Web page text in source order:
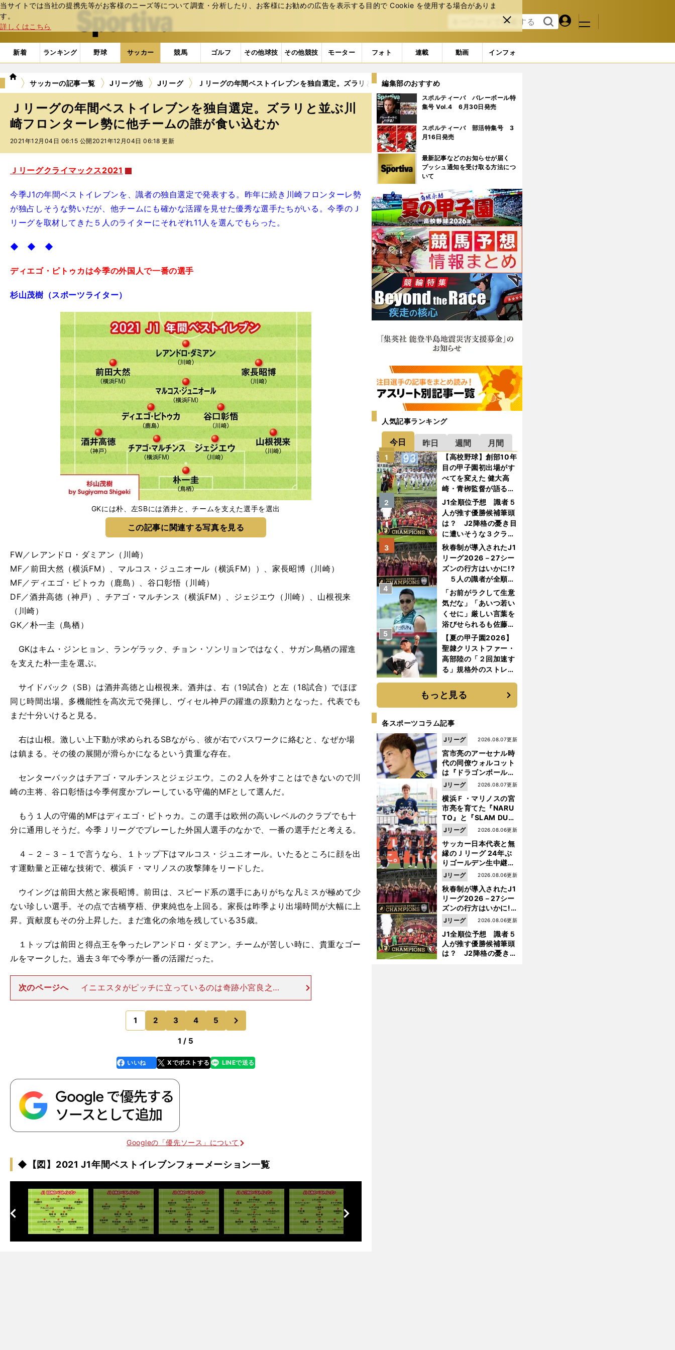
当サイトでは当社の提携先等がお客様のニーズ等について調査・分析したり、お客様にお勧めの広告を表⽰する⽬的で Cookie を使⽤する場合がありま
す。
詳しくはこちら
閉じ
る
web Sportiva (webスポルティーバ)
検索
る
マイペ
ジ
メニュ
新着 ランキング 野球 サッカー 競馬 ゴルフ その他球技 その他競技 モーター フォト 連載 動画 インフォ
we
ポ
ル
ィ
ー
サッカーの記事一覧 Jリーグ他 Jリーグ Ｊリーグの年間ベストイレブンを独自選定。ズラリと並ぶ川崎フロンターレ勢に他チームの誰が食い込むか
Ｊリーグの年間ベストイレブンを独自選定。ズラリと並ぶ川
崎フロンターレ勢に他チームの誰が食い込むか
2021年12月04日 06:15 公開 2021年12月04日 06:18 更新
Ｊリーグクライマックス2021
今季J1の年間ベストイレブンを、識者の独自選定で発表する。昨年に続き川崎フロンターレ勢
が独占しそうな勢いだが、他チームにも確かな活躍を見せた優秀な選手たちがいる。今季のＪ
リーグを取材してきた５人のライターにそれぞれ11人を選んでもらった。
◆ ◆ ◆
ディエゴ・ピトゥカは今季の外国人で一番の選手
杉山茂樹（スポーツライター）
GKには朴、左SBには酒井と、チームを支えた選手を選出
この記事に関連する写真を見る
FW／レアンドロ・ダミアン（川崎）
MF／前田大然（横浜FM）、マルコス・ジュニオール（横浜FM））、家長昭博（川崎）
MF／ディエゴ・ピトゥカ（鹿島）、谷口彰悟（川崎）
DF／酒井高徳（神戸）、チアゴ・マルチンス（横浜FM）、ジェジエウ（川崎）、山根視来
（川崎）
GK／朴一圭（鳥栖）
GKはキム・ジンヒョン、ランゲラック、チョン・ソンリョンではなく、サガン鳥栖の躍進
を支えた朴一圭を選ぶ。
サイドバック（SB）は酒井高徳と山根視来。酒井は、右（19試合）と左（18試合）でほぼ
同じ時間出場。多機能性を高次元で発揮し、ヴィセル神戸の躍進の原動力となった。代表でも
まだ十分いけると見る。
右は山根。激しい上下動が求められるSBながら、彼が右でパスワークに絡むと、なぜか場
は鎮まる。その後の展開が滑らかになるという貴重な存在。
センターバックはチアゴ・マルチンスとジェジエウ。この２人を外すことはできないので川
崎の主将、谷口彰悟は今季何度かプレーしている守備的MFとして選んだ。
もう１人の守備的MFはディエゴ・ピトゥカ。この選手は欧州の高いレベルのクラブでも十
分に通用しそうだ。今季Ｊリーグでプレーした外国人選手のなかで、一番の選手だと考える。
４－２－３－１で言うなら、１トップ下はマルコス・ジュニオール。いたるところに顔を出
す運動量と正確な技術で、横浜Ｆ・マリノスの攻撃陣をリードした。
ウイングは前田大然と家長昭博。前田は、スピード系の選手にありがちな凡ミスが極めて少
ない珍しい選手。その点で古橋亨梧、伊東純也を上回る。家長は昨季より出場時間が大幅に上
昇。貢献度もその分上昇した。まだ進化の余地を残している35歳。
１トップは前田と得点王を争ったレアンドロ・ダミアン。チームが苦しい時に、貴重なゴー
ルをマークした。過去３年で今季が一番の活躍だった。
次のページへ
イニエスタがピッチに立っているのは奇跡小宮良之
（スポーツライター）前線はレアンドロ・ダミアンと上田の２トップF
W／レアンドロ・ダミアン（川崎）、上田綺世（鹿島）MF／前田大然
（横浜FM）、家長昭博
1 2 3 4 5
のページへ
1 / 5
faceboo
k
いいね Xでポストする
line LINEで送る
Googleの「優先ソース」について
◆【図】2021 J1年間ベストイレブンフォーメーション一覧
次
へ
前
へ
？
編集部のおすすめ
スポルティーバ バレーボール特
集号 Vol.4 6月30日発売
スポルティーバ 部活特集号 3
月16日発売
最新記事などのお知らせが届く
プッシュ通知を受け取る方法につ
いて
人気記事ランキング
今日 昨日 週間 月間
【高校野球】創部10年
目の甲子園初出場がす
べてを変えた 健大高
崎・青栁監督が語る
「機動破壊」はこうし
て生まれた
1
J1全順位予想 識者５
人が推す優勝候補筆頭
は？ J2降格の憂き目
に遭いそうな３クラブ
とは？
2
秋春制が導入されたJ1
リーグ2026－27シー
ズンの行方はいかに!?
５人の識者が全順位
を大胆予想
3
「お前がラクして生意
気だな」「あいつ若い
くせに」厳しい言葉を
浴びせられるも佐藤慎
太郎が貫いた誇りとフ
ァンへの思い
4
【夏の甲子園2026】
聖隷クリストファー・
高部陸の「２回加速す
る」規格外のストレー
く大学進学を選ぶ理由
5
もっと見る
各スポーツコラム記事
宮市亮のアーセナル時
代の同僚ウォルコット
は『ドラゴンボール』
が大好き ポドルスキは
日向小次郎に憧れてい
た
2026.08.07更新
Jリーグ
横浜Ｆ・マリノスの宮
市亮を育てた『NARU
TO』と『SLAM DUN
K』 中京大中京の同
級生・木原龍一は"ジ
ャンプ係"だった
2026.08.07更新
Jリーグ
サッカー日本代表と無
縁のＪリーグ 24年ぶ
りゴールデン生中継の
開幕戦でヘタな試合は
見せられない
2026.08.06更新
Jリーグ
秋春制が導入されたJ1
リーグ2026－27シー
ズンの行方はいかに!?
５人の識者が全順位
を大胆予想
2026.08.06更新
Jリーグ
J1全順位予想 識者５
人が推す優勝候補筆頭
は？ J2降格の憂き目
2026.08.06更新
Jリーグ